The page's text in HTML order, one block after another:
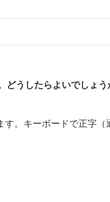
どうしたらよいでしょう
。キーボードで正字（